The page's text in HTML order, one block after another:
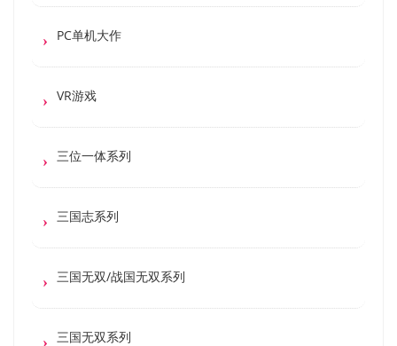
PC单机大作
VR游戏
三位一体系列
三国志系列
三国无双/战国无双系列
三国无双系列